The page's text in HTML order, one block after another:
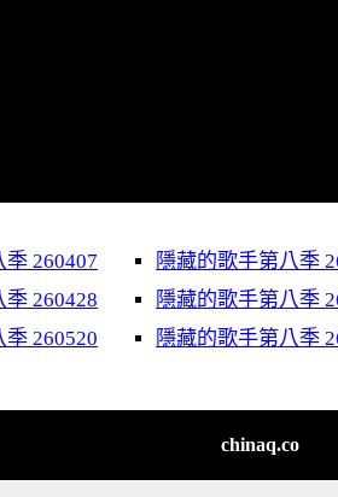
260407
隱藏的歌手第八季
260428
隱藏的歌手第八季
260520
隱藏的歌手第八季
chinaq.co